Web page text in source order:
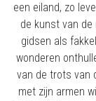
een eiland, zo
de kunst van de
gidsen als
wonderen
van de trots van
met zijn armen